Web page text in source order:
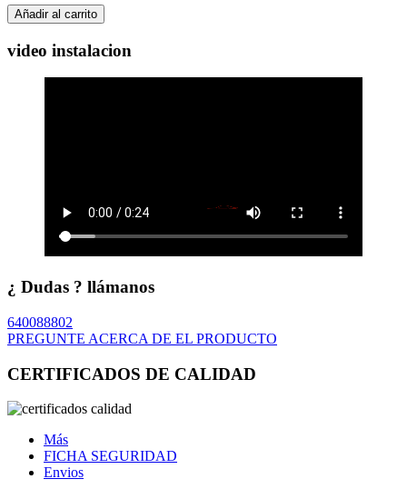
Añadir al carrito
video instalacion
¿ Dudas ? llámanos
640088802
PREGUNTE ACERCA DE EL PRODUCTO
CERTIFICADOS DE CALIDAD
Más
FICHA SEGURIDAD
Envios